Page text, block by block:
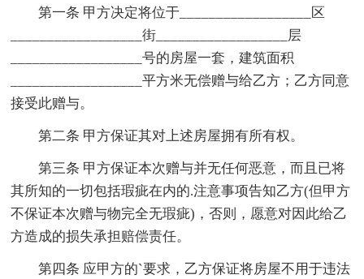
第一条 甲方决定将位于__________________区
__________________街__________________层
__________________号的房屋一套，建筑面积
__________________平方米无偿赠与给乙方；乙方同意
接受此赠与。
第二条 甲方保证其对上述房屋拥有所有权。
第三条 甲方保证本次赠与并无任何恶意，而且已将
其所知的一切包括瑕疵在内的.注意事项告知乙方(但甲方
不保证本次赠与物完全无瑕疵)，否则，愿意对因此给乙
方造成的损失承担赔偿责任。
第四条 应甲方的`要求，乙方保证将房屋不用于违法